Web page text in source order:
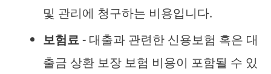
및 관리에 청구하는 비용입니다.
보험료- 대출과 관련한 신용보험 혹은 대
출금 상환 보장 보험 비용이 포함될 수 있